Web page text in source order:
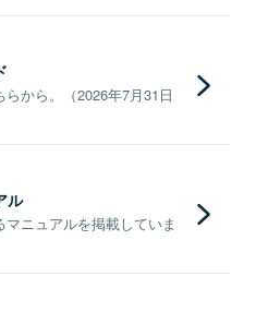
から。（2026年7月31日
ル
ニュアルを掲載していま